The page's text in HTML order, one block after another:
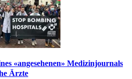
«angesehenen» Medizinjournals
Ärzte